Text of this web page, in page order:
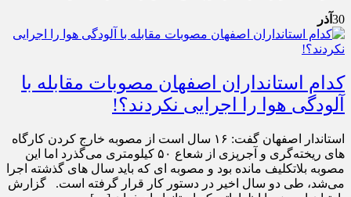
30 آذر
کدام استانداران اصفهان مصوبات مقابله با
آلودگی هوا را اجرایی نکردند؟!
استاندار اصفهان گفت: ۱۶ سال است از مصوبه خارج کردن کارگاه
های ریخته‌گری و آجرپزی از شعاع ۵۰ کیلومتری می‌گذرد اما این
مصوبه بلاتکلیف مانده بود و مصوبه ای که باید سال های گذشته اجرا
می‌شد، طی دو سال اخیر در دستور کار قرار گرفته است. گزارش